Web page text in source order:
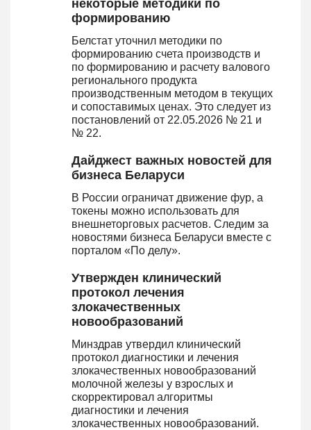
некоторые методики по
формированию
Белстат уточнил методики по
формированию счета производств и
по формированию и расчету валового
регионального продукта
производственным методом в текущих
и сопоставимых ценах. Это следует из
постановлений от 22.05.2026 № 21 и
№ 22.
Дайджест важных новостей для
бизнеса Беларуси
В России ограничат движение фур, а
токены можно использовать для
внешнеторговых расчетов. Следим за
новостями бизнеса Беларуси вместе с
порталом «По делу».
Утвержден клинический
протокол лечения
злокачественных
новообразований
Минздрав утвердил клинический
протокол диагностики и лечения
злокачественных новообразований
молочной железы у взрослых и
скорректировал алгоритмы
диагностики и лечения
злокачественных новообразований.